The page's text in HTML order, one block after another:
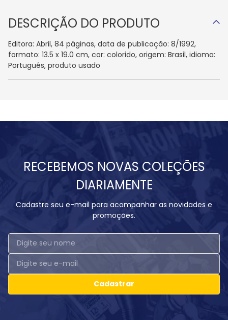
DESCRIÇÃO DO PRODUTO
Editora: Abril, 84 páginas, data de publicação: 8/1992,
formato: 13.5 x 19.0 cm, cor: colorido, origem: Brasil, idioma:
Português, produto usado
RECEBEMOS NOVAS COLEÇÕES
DIARIAMENTE
Cadastre seu e-mail para acompanhar as novidades e
promoções.
Cadastrar